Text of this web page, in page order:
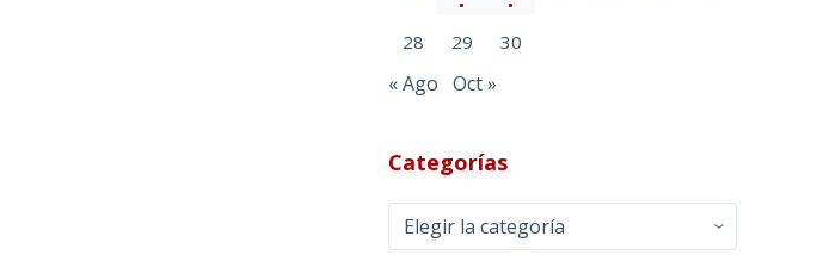
28 29 30
« Ago Oct »
Categorías
Categorías